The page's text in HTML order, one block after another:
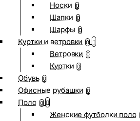
Носки 0
Шапки 0
Шарфы 0
Куртки и ветровки 0
Ветровки 0
Куртки 0
Обувь 0
Офисные рубашки 0
Поло 0
Женские футболки поло